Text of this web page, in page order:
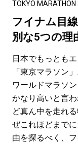
#LIFESTYLE
#SPORTS
TOKYO MARATHON
フイナム目
別な5つの理
日本でもっとも
「東京マラソン
ワールドマラソ
かなり高いと言
ど真ん中を走れ
ぜこれほどまで
由を探るべく、